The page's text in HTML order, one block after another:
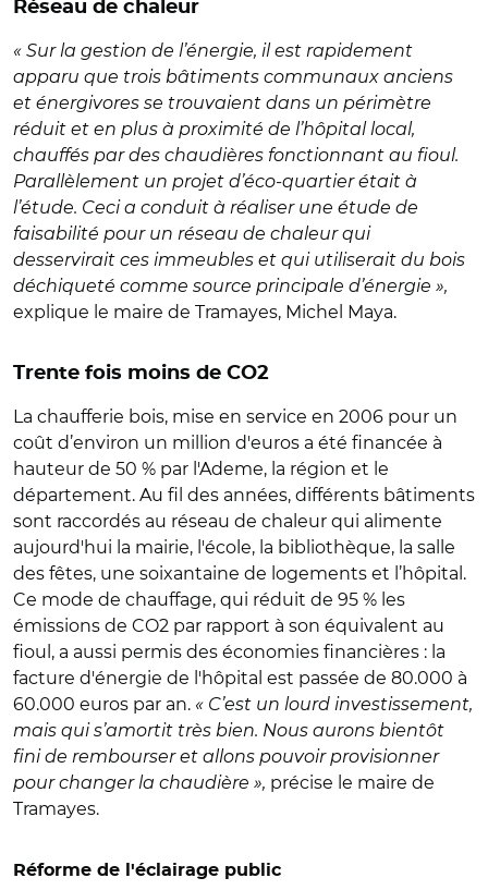
Réseau de chaleur
« Sur la gestion de l’énergie, il est rapidement
apparu que trois bâtiments communaux anciens
et énergivores se trouvaient dans un périmètre
réduit et en plus à proximité de l’hôpital local,
chauffés par des chaudières fonctionnant au fioul.
Parallèlement un projet d’éco-quartier était à
l’étude. Ceci a conduit à réaliser une étude de
faisabilité pour un réseau de chaleur qui
desservirait ces immeubles et qui utiliserait du bois
déchiqueté comme source principale d’énergie »,
explique le maire de Tramayes, Michel Maya.
Trente fois moins de CO2
La chaufferie bois, mise en service en 2006 pour un
coût d’environ un million d'euros a été financée à
hauteur de 50 % par l'Ademe, la région et le
département. Au fil des années, différents bâtiments
sont raccordés au réseau de chaleur qui alimente
aujourd'hui la mairie, l'école, la bibliothèque, la salle
des fêtes, une soixantaine de logements et l’hôpital.
Ce mode de chauffage, qui réduit de 95 % les
émissions de CO2 par rapport à son équivalent au
fioul, a aussi permis des économies financières : la
facture d'énergie de l'hôpital est passée de 80.000 à
60.000 euros par an. « C’est un lourd investissement,
mais qui s’amortit très bien. Nous aurons bientôt
fini de rembourser et allons pouvoir provisionner
pour changer la chaudière », précise le maire de
Tramayes.
Réforme de l'éclairage public